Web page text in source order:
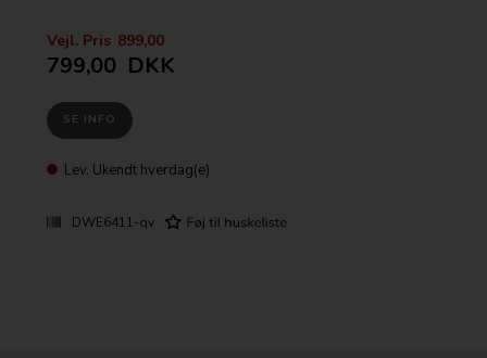
Velcro-skiver sikrer hurtigt skifte af papir.
Klammer til fastholdelse af almindeligt slibepapir.
100% forseglet kuglelejekonstruktion giver øget produktlevetid.
tilkobling til Airlock eller standard 35mm-adapter.
Dobbelt modvægtssystem og lavt vibrationniveau reducerer træthed hos
brugeren.
Vejl. Pris 899,00
799,00 DKK
SE INFO
Lev. Ukendt hverdag(e)
DWE6411-qv